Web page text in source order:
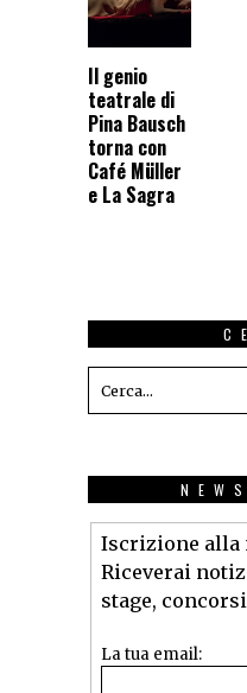
Il genio
teatrale di
Pina Bausch
torna con
Café Müller
e La Sagra
Iscrizione alla
Riceverai
stage,
La tua email: